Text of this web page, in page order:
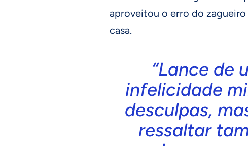
aproveitou o erro do
casa.
“Lance de
infelicidade
desculpas,
ressaltar